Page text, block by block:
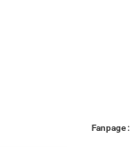
Fanpage :